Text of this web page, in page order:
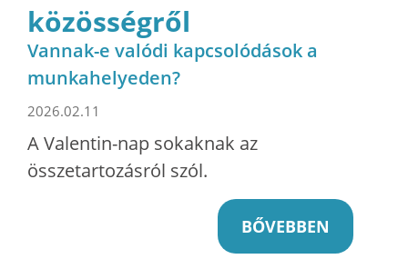
közösségről
Vannak-e valódi kapcsolódások a
munkahelyeden?
2026.02.11
A Valentin-nap sokaknak az
összetartozásról szól.
BŐVEBBEN